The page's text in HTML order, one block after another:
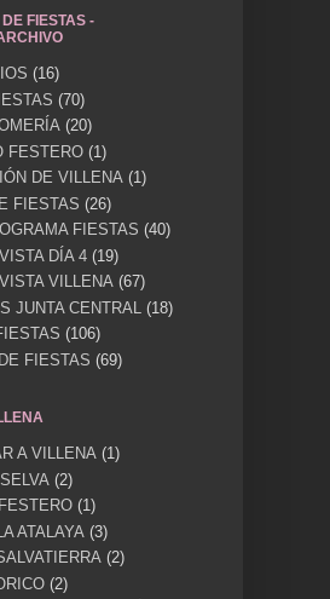
FIESTAS -
(16)
(70)
(20)
FESTERO (1)
DE VILLENA (1)
FIESTAS (26)
FIESTAS (40)
DÍA 4 (19)
VILLENA (67)
JUNTA CENTRAL
(18)
(106)
FIESTAS (69)
A VILLENA (1)
(2)
(1)
ATALAYA (3)
(2)
(2)